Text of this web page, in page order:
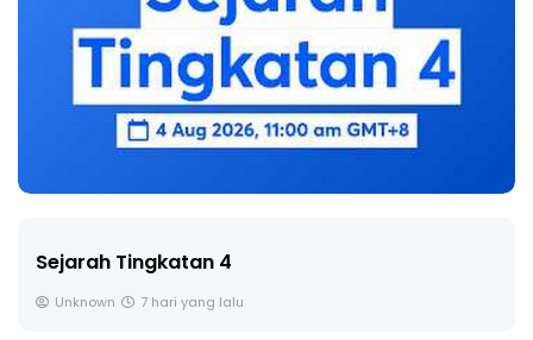
🔴 [LIVE] PRINSIP PERAKAUNAN, BEDAH TUNTAS